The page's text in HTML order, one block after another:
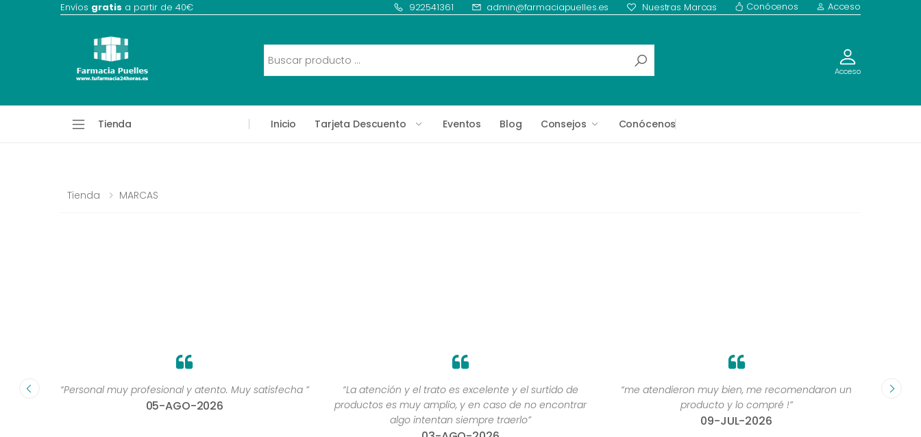
Envíos gratis a partir de 40€ 922541361 admin@farmaciapuelles.es Nuestras Marcas Conócenos Acceso
Acceso
Tienda Inicio Tarjeta Descuento Eventos Blog Consejos Conócenos
Tienda MARCAS
muy “Personal muy profesional y atento. Muy satisfecha ”
05-AGO-2026
“La atención y el trato es excelente y el surtido de
productos es muy amplio, y en caso de no encontrar
algo intentan siempre traerlo”
“me atendieron muy bien, me recomendaron un
producto y lo compré !”
09-JUL-2026